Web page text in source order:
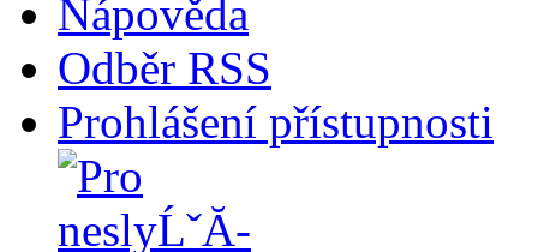
Nápověda
Odběr RSS
Prohlášení přístupnosti